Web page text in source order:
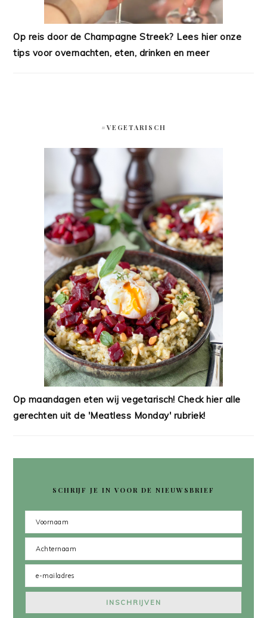
Op reis door de Champagne Streek? Lees hier onze
tips voor overnachten, eten, drinken en meer
#VEGETARISCH
Op maandagen eten wij vegetarisch! Check hier alle
gerechten uit de 'Meatless Monday' rubriek!
SCHRIJF JE IN VOOR DE NIEUWSBRIEF